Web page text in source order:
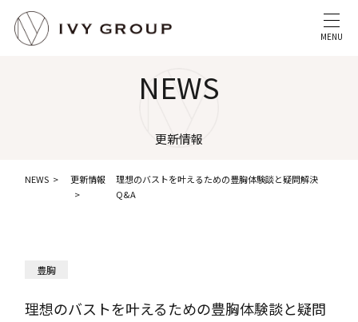
MENU
NEWS
更新情報
NEWS 更新情報
理想のバストを叶えるための豊胸体験談と疑問解決
Q&A
豊胸
理想のバストを叶えるための豊胸体験談と疑問